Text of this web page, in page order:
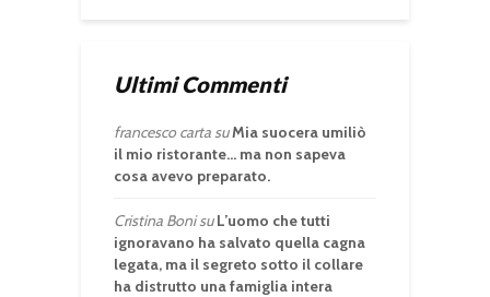
Ultimi Commenti
francesco cartasuMia suocera umiliò
il mio ristorante… ma non sapeva
cosa avevo preparato.
Cristina BonisuL’uomo che tutti
ignoravano ha salvato quella cagna
legata, ma il segreto sotto il collare
ha distrutto una famiglia intera